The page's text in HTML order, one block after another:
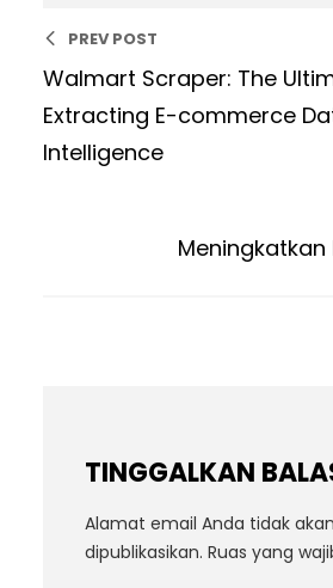
PREV POST
Walmart Scraper: The
Extracting E-commerce
Intelligence
Meningkatkan
TINGGALKAN
Alamat email Anda tidak akan
dipublikasikan. Ruas yang